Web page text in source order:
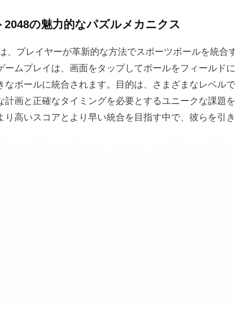
の魅力的なパズルメカニクス
、プレイヤーが革新的な方法でスポーツボールを統合
ムプレイは、画面をタップしてボールをフィールド
なボールに統合されます。目的は、さまざまなレベル
計画と正確なタイミングを必要とするユニークな課題
高いスコアとより早い統合を目指す中で、彼らを引き